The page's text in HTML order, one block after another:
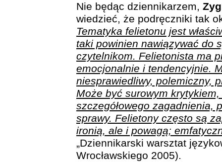
Nie będąc dziennikarzem,
wiedzieć, że podręczniki tak
Tematyka felietonu jest
taki powinien nawiązywać do
czytelnikom. Felietonista ma
emocjonalnie i tendencyjnie.
niesprawiedliwy, polemiczny,
Może być surowym
szczegółowego zagadnienia,
sprawy. Felietony często są
ironią, ale i powagą;
„Dziennikarski warsztat
Wrocławskiego 2005).